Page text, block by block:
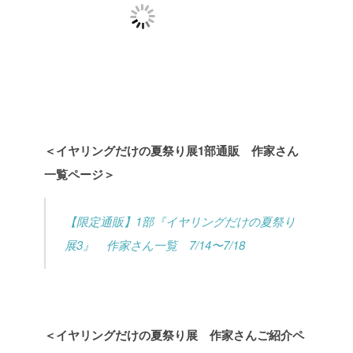
＜イヤリングだけの夏祭り展1部通販 作家さん
一覧ページ＞
【限定通販】1部『イヤリングだけの夏祭り
展3』 作家さん一覧 7/14〜7/18
＜イヤリングだけの夏祭り展 作家さんご紹介ペ